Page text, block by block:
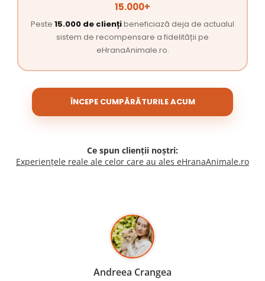
15.000+
Peste 15.000 de cliențibeneficiază deja de actualul
sistem de recompensare a fidelității pe
eHranaAnimale.ro.
ÎNCEPE CUMPĂRĂTURILE ACUM
Ce spun clienții noștri:
Experiențele reale ale celor care au ales eHranaAnimale.ro
Madalina Stancea